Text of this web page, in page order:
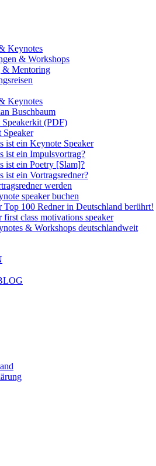
Keynotes
& Workshops
& Mentoring
Keynotes
Buschbaum
Speakerkit (PDF)
ist ein Keynote Speaker
ist ein Impulsvortrag?
ist ein Poetry [Slam]?
ist ein Vortragsredner?
werden
speaker buchen
Top 100 Redner in Deutschland berührt!
first class motivations speaker
& Workshops deutschlandweit